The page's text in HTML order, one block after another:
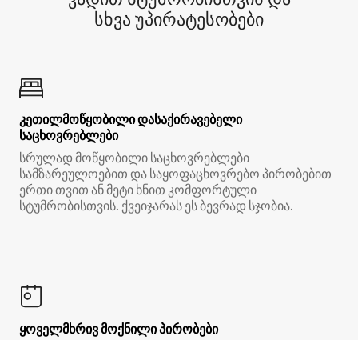
სხვა უპირატესობები
კეთილმოწყობილი დასაქირავებელი
საცხოვრებლები
სრულად მოწყობილი საცხოვრებლები
სამზარეულოებით და საყოფაცხოვრებო პირობებით
ერთი თვით ან მეტი ხნით კომფორტული
სტუმრობისთვის. ქვეიჯარას ეს ბევრად სჯობია.
ყოველმხრივ მოქნილი პირობები